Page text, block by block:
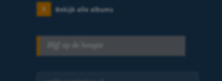
Bekijk alle albums